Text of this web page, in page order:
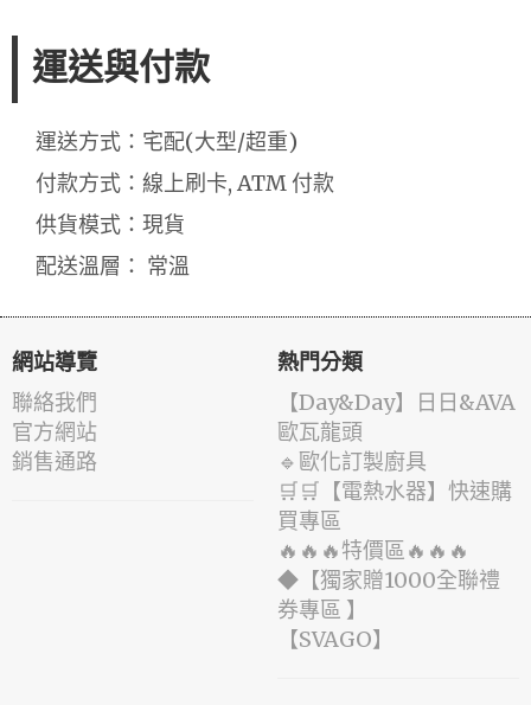
運送與付款
運送方式：宅配(大型/超重)
付款方式：線上刷卡, ATM 付款
供貨模式：現貨
配送溫層： 常溫
網站導覽
聯絡我們
官方網站
銷售通路
熱門分類
️【Day&Day】️日日&AVA
歐瓦龍頭
🔹歐化訂製廚具
🛒🛒【電熱水器】快速購
買專區
🔥🔥🔥特價區🔥🔥🔥
◆【獨家贈1000全聯禮
券專區 】
️【SVAGO】️